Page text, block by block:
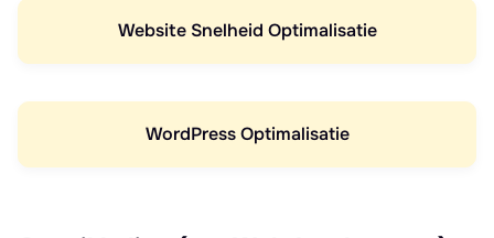
Website Snelheid Optimalisatie
WordPress Optimalisatie